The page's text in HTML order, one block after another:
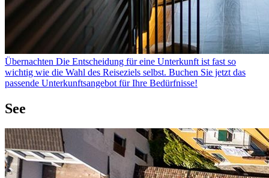
Übernachten Die Entscheidung für eine Unterkunft ist fast so
wichtig wie die Wahl des Reiseziels selbst. Buchen Sie jetzt das
passende Unterkunftsangebot für Ihre Bedürfnisse!
See